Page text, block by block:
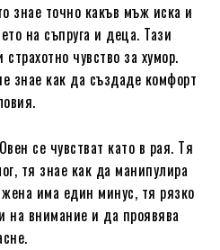
знае точно какъв мъж иска и
на съпруга и деца. Тази
чувство за хумор.
знае как да създаде комфорт
се чувстват като в рая. Тя
тя знае как да манипулира
има един минус, тя рязко
на внимание и да проявява